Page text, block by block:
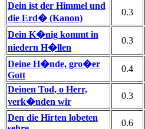
Dein ist der Himmel und
die Erd� (Kanon)
0.3
Dein K�nig kommt in
niedern H�llen
0.3
Deine H�nde, gro�er
Gott
0.4
Deinen Tod, o Herr,
verk�nden wir
0.3
Den die Hirten lobeten
0.6